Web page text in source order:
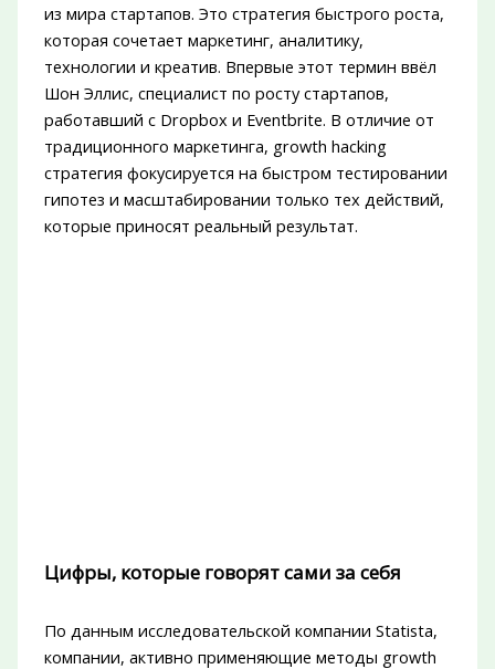
из мира стартапов. Это стратегия быстрого роста,
которая сочетает маркетинг, аналитику,
технологии и креатив. Впервые этот термин ввёл
Шон Эллис, специалист по росту стартапов,
работавший с Dropbox и Eventbrite. В отличие от
традиционного маркетинга, growth hacking
стратегия фокусируется на быстром тестировании
гипотез и масштабировании только тех действий,
которые приносят реальный результат.
Цифры, которые говорят сами за себя
По данным исследовательской компании Statista,
компании, активно применяющие методы growth